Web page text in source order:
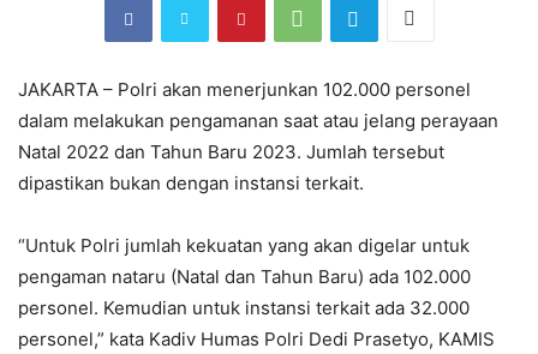
JAKARTA – Polri akan menerjunkan 102.000 personel
dalam melakukan pengamanan saat atau jelang perayaan
Natal 2022 dan Tahun Baru 2023. Jumlah tersebut
dipastikan bukan dengan instansi terkait.
“Untuk Polri jumlah kekuatan yang akan digelar untuk
pengaman nataru (Natal dan Tahun Baru) ada 102.000
personel. Kemudian untuk instansi terkait ada 32.000
personel,” kata Kadiv Humas Polri Dedi Prasetyo, KAMIS